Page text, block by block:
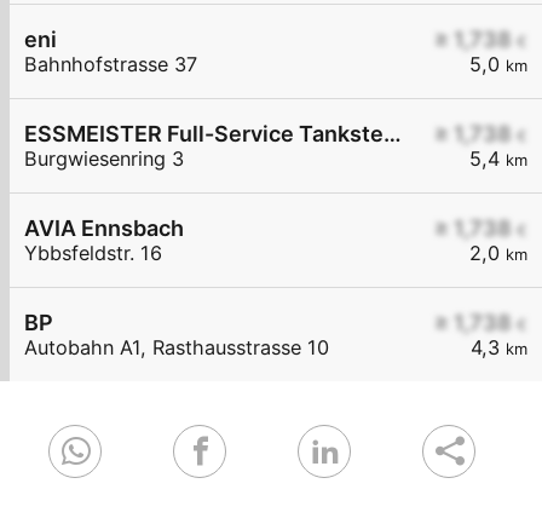
≥ 1,738 €
5,0 km
eni
Bahnhofstrasse 37
≥ 1,738 €
5,4 km
ESSMEISTER Full-Service Tankstelle
Burgwiesenring 3
≥ 1,738 €
2,0 km
AVIA Ennsbach
Ybbsfeldstr. 16
≥ 1,738 €
4,3 km
BP
Autobahn A1, Rasthausstrasse 10